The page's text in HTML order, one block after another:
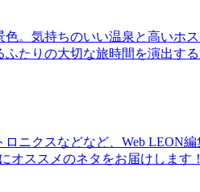
。気持ちのいい温泉と高いホ
たりの大切な旅時間を演出す
ニクスなどなど、Web LEON
オススメのネタをお届けします